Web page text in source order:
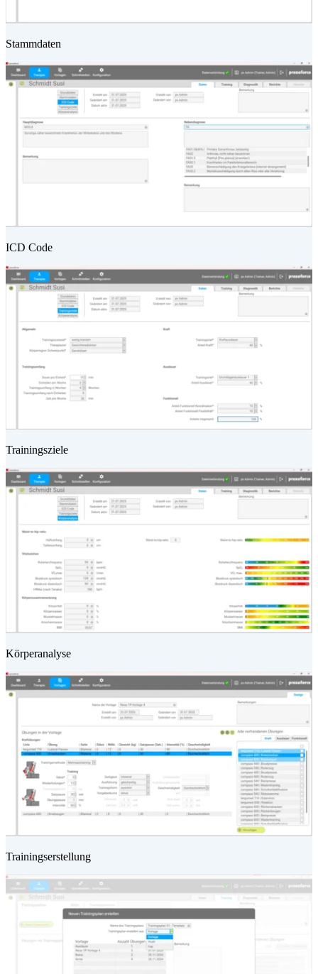
Stammdaten
ICD Code
Trainingsziele
Körperanalyse
Trainingserstellung